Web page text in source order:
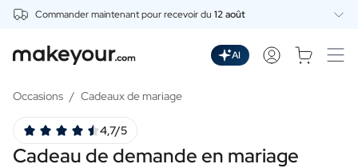
Commander maintenant pour recevoir du 12 août
Boissons
Gin Personnalisé
Wodka Personnalisée
Rhum Personnalisé
AI
Occasions / Cadeaux de mariage
Cadeau de demande en mariage
4,7/5